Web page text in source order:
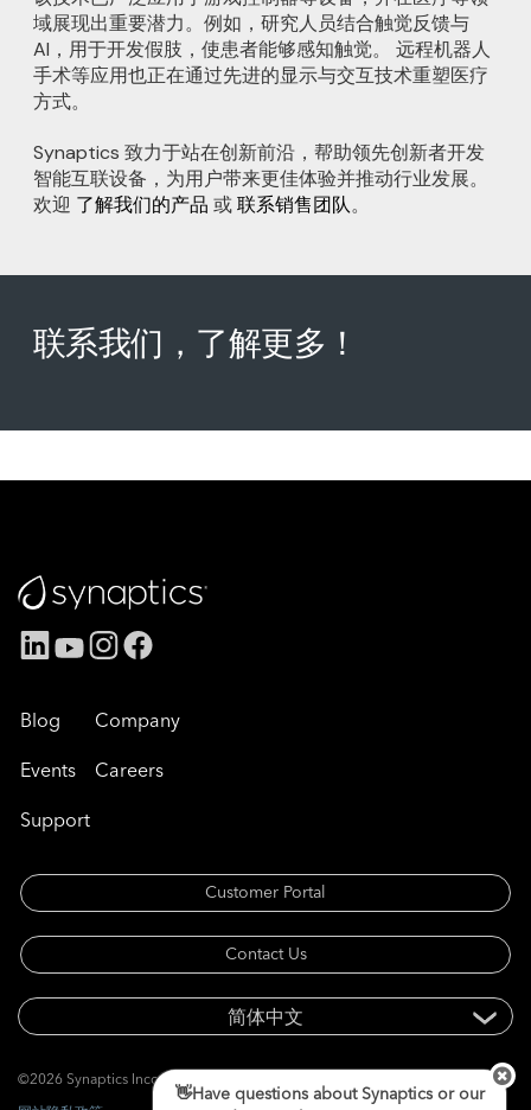
域展现出重要潜力。例如，研究人员结合触觉反馈与
AI，用于开发假肢，使患者能够感知触觉。 远程机器人
手术等应用也正在通过先进的显示与交互技术重塑医疗
方式。
Synaptics 致力于站在创新前沿，帮助领先创新者开发
智能互联设备，为用户带来更佳体验并推动行业发展。
欢迎 了解我们的产品 或联系销售团队。
联系我们，了解更多！
Blog
Events
Support
Company
Careers
Customer Portal
Contact Us
©2026 Synaptics Incorporated. 版权所有。
👋Have questions about Synaptics or our